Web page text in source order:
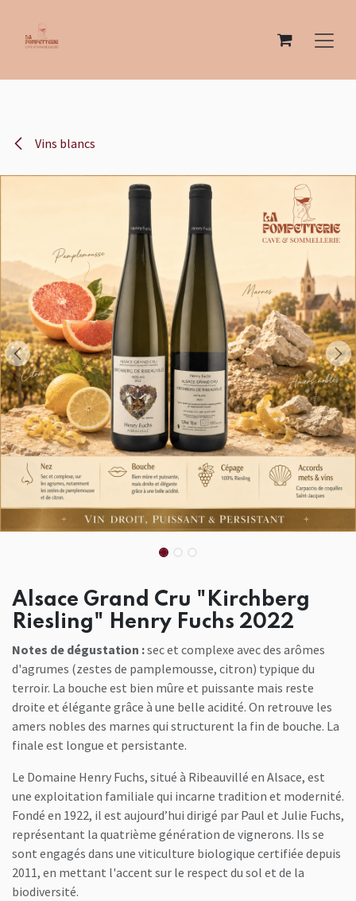
Vins blancs
Alsace Grand Cru "Kirchberg
Riesling" Henry Fuchs 2022
Notes de dégustation :sec et complexe avec des arômes
d'agrumes (zestes de pamplemousse, citron) typique du
terroir. La bouche est bien mûre et puissante mais reste
droite et élégante grâce à une belle acidité. On retrouve les
amers nobles des marnes qui structurent la fin de bouche. La
finale est longue et persistante.
Le Domaine Henry Fuchs, situé à Ribeauvillé en Alsace, est
une exploitation familiale qui incarne tradition et modernité.
Fondé en 1922, il est aujourd’hui dirigé par Paul et Julie Fuchs,
représentant la quatrième génération de vignerons. Ils se
sont engagés dans une viticulture biologique certifiée depuis
2011, en mettant l'accent sur le respect du sol et de la
biodiversité.